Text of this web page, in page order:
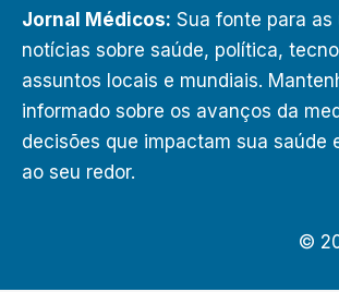
Jornal Médicos: Sua fonte para as
notícias sobre saúde, política,
assuntos locais e mundiais.
informado sobre os avanços da
decisões que impactam sua saúde
ao seu redor.
©